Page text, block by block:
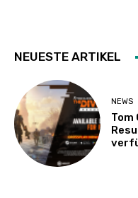
NEUESTE ARTIKEL
NEWS
Tom